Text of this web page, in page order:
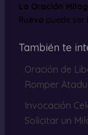
La Oración
llueva puede ser
También te
Oración de
Romper
Invocación
Solicitar un